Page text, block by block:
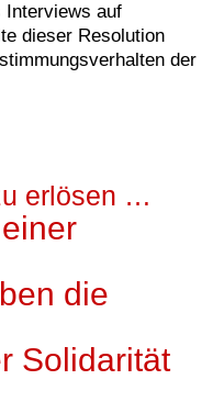
Interviews auf
dieser Resolution
der
erlösen …
die
Solidarität